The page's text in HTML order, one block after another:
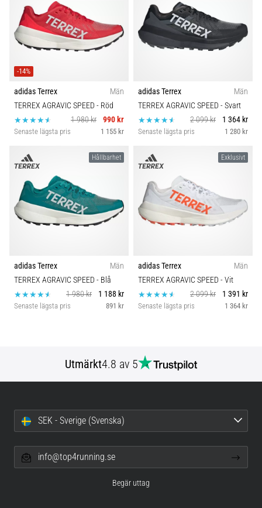
-14%
adidas Terrex
Män
TERREX AGRAVIC SPEED - Röd
1 980 kr
990 kr
Senaste lägsta pris 1 155 kr
adidas Terrex
Män
TERREX AGRAVIC SPEED - Svart
2 099 kr
1 364 kr
Senaste lägsta pris 1 280 kr
Hållbarhet
adidas Terrex
Män
TERREX AGRAVIC SPEED - Blå
1 980 kr
1 188 kr
Senaste lägsta pris 891 kr
Exklusivt
adidas Terrex
Män
TERREX AGRAVIC SPEED - Vit
2 099 kr
1 391 kr
Senaste lägsta pris 1 364 kr
Utmärkt4.8 av 5
SEK - Sverige (Svenska)
info@top4running.se
Begär uttag